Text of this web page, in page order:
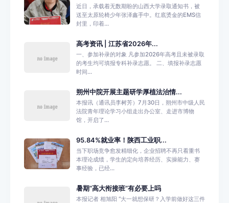
近日，承载着无数期盼的山西大学录取通知书，被
送至太原轮椅少年张泽鑫手中。红底烫金的EMS信
封里，印着...
高考资讯 | 江苏省2026年...
一、参加补录的对象 凡参加2026年高考且未被录取
的考生均可填报专科补录志愿。 二、填报补录志愿
时间...
朔州中院开展主题研学厚植法治情...
本报讯（通讯员李树芳）7月30日，朔州市中级人民
法院青年理论学习小组走出办公室、走进市博物
馆，开启了...
95.84%就业率！陕西工业职...
当下职场竞争愈发精细化，企业招聘不再只看重书
本理论成绩，学生的定向培养经历、实操能力、赛
事经验，已经...
暑期“高大衔接班”有必要上吗
本报记者 相旭阳 “大一就想保研？入学前做好这三件